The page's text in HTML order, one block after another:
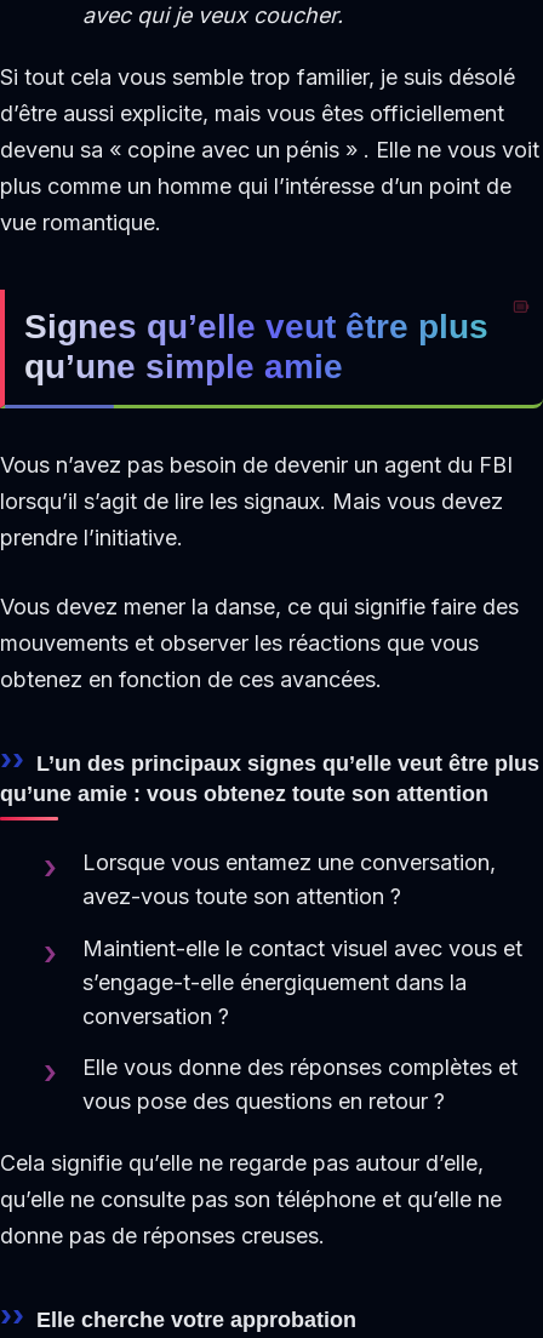
avec qui je veux coucher.
Si tout cela vous semble trop familier, je suis désolé
d’être aussi explicite, mais vous êtes officiellement
devenu sa « copine avec un pénis » . Elle ne vous voit
plus comme un homme qui l’intéresse d’un point de
vue romantique.
Signes qu’elle veut être plus
qu’une simple amie
Vous n’avez pas besoin de devenir un agent du FBI
lorsqu’il s’agit de lire les signaux. Mais vous devez
prendre l’initiative.
Vous devez mener la danse, ce qui signifie faire des
mouvements et observer les réactions que vous
obtenez en fonction de ces avancées.
L’un des principaux signes qu’elle veut être plus
qu’une amie : vous obtenez toute son attention
Lorsque vous entamez une conversation,
avez-vous toute son attention ?
Maintient-elle le contact visuel avec vous et
s’engage-t-elle énergiquement dans la
conversation ?
Elle vous donne des réponses complètes et
vous pose des questions en retour ?
Cela signifie qu’elle ne regarde pas autour d’elle,
qu’elle ne consulte pas son téléphone et qu’elle ne
donne pas de réponses creuses.
Elle cherche votre approbation